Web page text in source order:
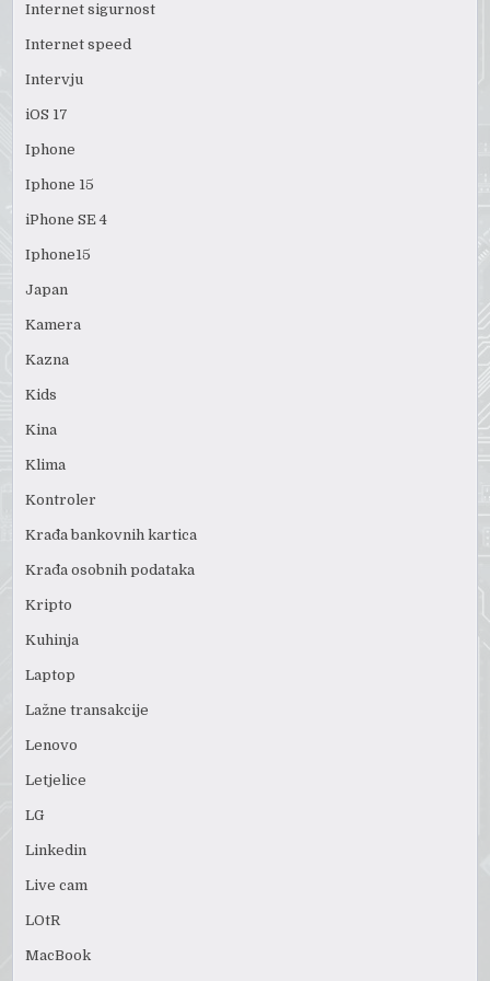
Internet sigurnost
Internet speed
Intervju
iOS 17
Iphone
Iphone 15
iPhone SE 4
Iphone15
Japan
Kamera
Kazna
Kids
Kina
Klima
Kontroler
Krađa bankovnih kartica
Krađa osobnih podataka
Kripto
Kuhinja
Laptop
Lažne transakcije
Lenovo
Letjelice
LG
Linkedin
Live cam
LOtR
MacBook